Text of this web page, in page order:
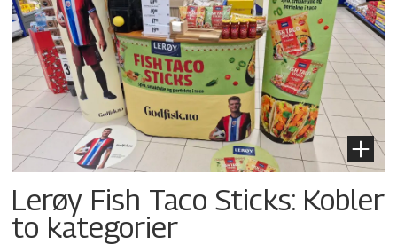
Lerøy Fish Taco Sticks: Kobler
to kategorier